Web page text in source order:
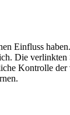
Einfluss
Die
Kontrolle